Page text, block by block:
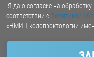
Я даю согласие на обработку
соответствии с Политикой
«НМИЦ колопроктологии